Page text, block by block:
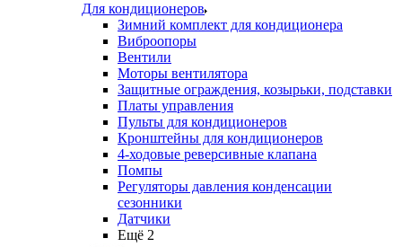
Для кондиционеров
Зимний комплект для кондиционера
Виброопоры
Вентили
Моторы вентилятора
Защитные ограждения, козырьки, подставки
Платы управления
Пульты для кондиционеров
Кронштейны для кондиционеров
4-ходовые реверсивные клапана
Помпы
Регуляторы давления конденсации
сезонники
Датчики
Ещё 2